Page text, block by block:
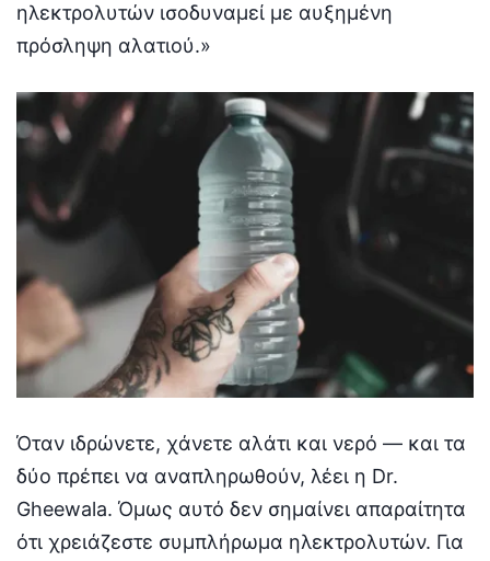
ηλεκτρολυτών ισοδυναμεί με αυξημένη
πρόσληψη αλατιού.»
Όταν ιδρώνετε, χάνετε αλάτι και νερό — και τα
δύο πρέπει να αναπληρωθούν, λέει η Dr.
Gheewala. Όμως αυτό δεν σημαίνει απαραίτητα
ότι χρειάζεστε συμπλήρωμα ηλεκτρολυτών. Για